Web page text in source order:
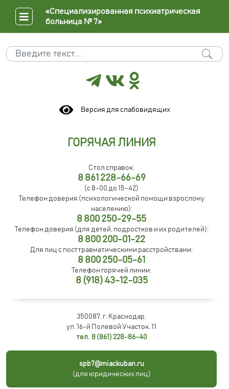
Поиск
Версия для слабовидящих
ГОРЯЧАЯ ЛИНИЯ
Стол справок:
8 861 228-66-69
(с 8-00 до 15-42)
Телефон доверия (психологической помощи взрослому
населению):
8 800 250-29-55
Телефон доверия (для детей, подростков и их родителей):
8 800 200-01-22
Для лиц с посттравматическими расстройствами:
8 800 250-05-61
Телефон горячей линии:
8 (918) 43-12-035
350087, г. Краснодар,
ул. 16-й Полевой Участок, 11
тел. 8 (861) 228-86-40
spb7@miackuban.ru
(для юридических лиц)
«Специализированная психиатрическая
больница № 7»